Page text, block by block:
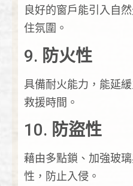
良好的窗戶能引入自
住氛圍。
9. 防火性
具備耐火能力，能延
救援時間。
10. 防盜性
藉由多點鎖、加強玻
性，防止入侵。